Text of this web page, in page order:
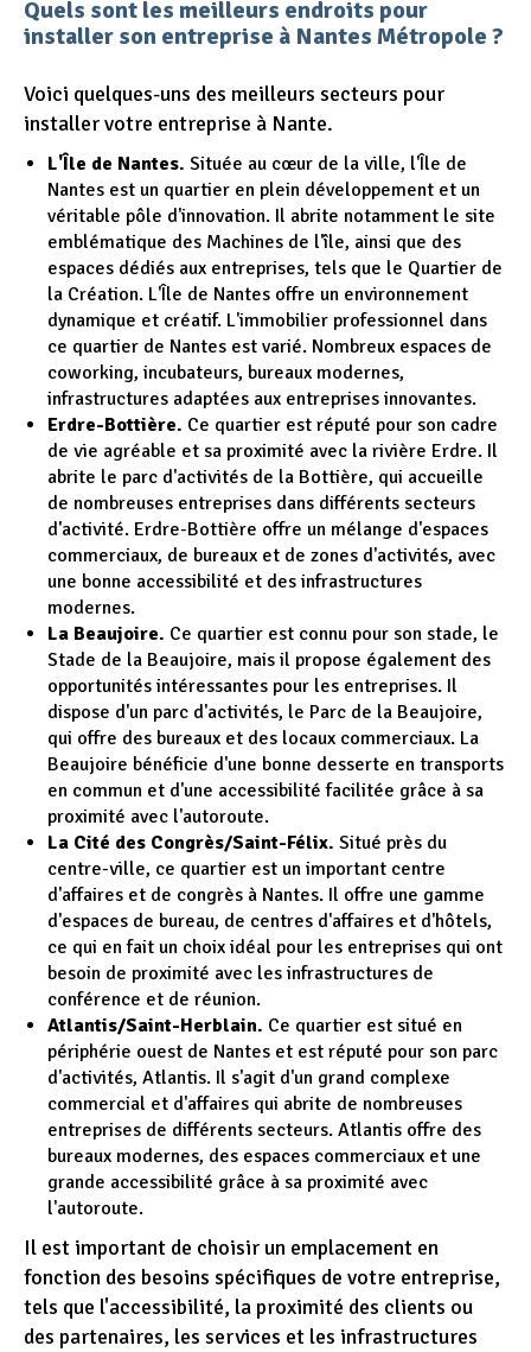
Quels sont les meilleurs endroits pour
installer son entreprise à Nantes Métropole ?
Voici quelques-uns des meilleurs secteurs pour
installer votre entreprise à Nante.
L'Île de Nantes. Située au cœur de la ville, l'Île de
Nantes est un quartier en plein développement et un
véritable pôle d'innovation. Il abrite notamment le site
emblématique des Machines de l'île, ainsi que des
espaces dédiés aux entreprises, tels que le Quartier de
la Création. L'Île de Nantes offre un environnement
dynamique et créatif. L'immobilier professionnel dans
ce quartier de Nantes est varié. Nombreux espaces de
coworking, incubateurs, bureaux modernes,
infrastructures adaptées aux entreprises innovantes.
Erdre-Bottière. Ce quartier est réputé pour son cadre
de vie agréable et sa proximité avec la rivière Erdre. Il
abrite le parc d'activités de la Bottière, qui accueille
de nombreuses entreprises dans différents secteurs
d'activité. Erdre-Bottière offre un mélange d'espaces
commerciaux, de bureaux et de zones d'activités, avec
une bonne accessibilité et des infrastructures
modernes.
La Beaujoire. Ce quartier est connu pour son stade, le
Stade de la Beaujoire, mais il propose également des
opportunités intéressantes pour les entreprises. Il
dispose d'un parc d'activités, le Parc de la Beaujoire,
qui offre des bureaux et des locaux commerciaux. La
Beaujoire bénéficie d'une bonne desserte en transports
en commun et d'une accessibilité facilitée grâce à sa
proximité avec l'autoroute.
La Cité des Congrès/Saint-Félix. Situé près du
centre-ville, ce quartier est un important centre
d'affaires et de congrès à Nantes. Il offre une gamme
d'espaces de bureau, de centres d'affaires et d'hôtels,
ce qui en fait un choix idéal pour les entreprises qui ont
besoin de proximité avec les infrastructures de
conférence et de réunion.
Atlantis/Saint-Herblain. Ce quartier est situé en
périphérie ouest de Nantes et est réputé pour son parc
d'activités, Atlantis. Il s'agit d'un grand complexe
commercial et d'affaires qui abrite de nombreuses
entreprises de différents secteurs. Atlantis offre des
bureaux modernes, des espaces commerciaux et une
grande accessibilité grâce à sa proximité avec
l'autoroute.
Il est important de choisir un emplacement en
fonction des besoins spécifiques de votre entreprise,
tels que l'accessibilité, la proximité des clients ou
des partenaires, les services et les infrastructures